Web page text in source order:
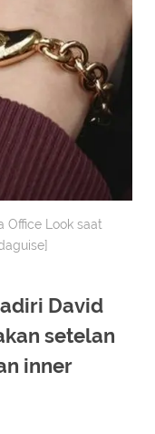
Office Look saat
David
setelan
inner